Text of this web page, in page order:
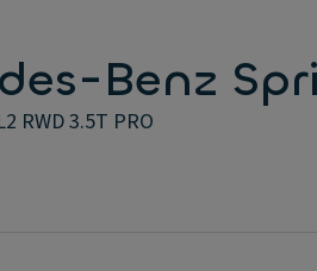
Benz
RWD 3.5T PRO